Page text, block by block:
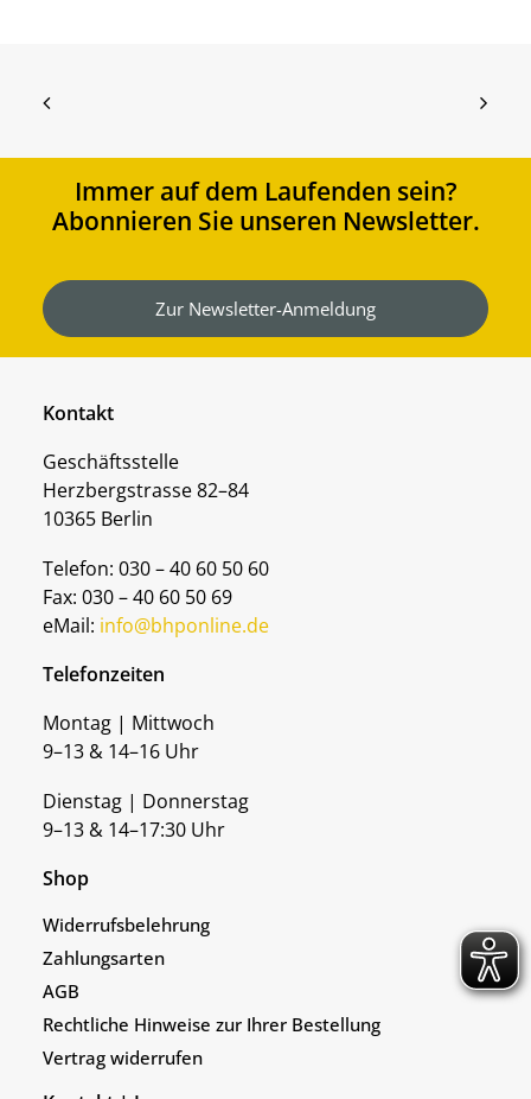
Immer auf dem Laufenden sein?
Abonnieren Sie unseren Newsletter.
Zur Newsletter-Anmeldung
Kontakt
Geschäftsstelle
Herzbergstrasse 82–84
10365 Berlin
Telefon: 030 – 40 60 50 60
Fax: 030 – 40 60 50 69
eMail: info@bhponline.de
Telefonzeiten
Montag | Mittwoch
9–13 & 14–16 Uhr
Dienstag | Donnerstag
9–13 & 14–17:30 Uhr
Shop
Widerrufsbelehrung
Zahlungsarten
AGB
Rechtliche Hinweise zur Ihrer Bestellung
Vertrag widerrufen